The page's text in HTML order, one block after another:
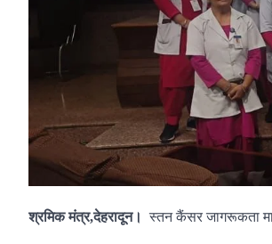
श्रमिक मंत्र,देहरादून। स्तन कैंसर जागरूकता